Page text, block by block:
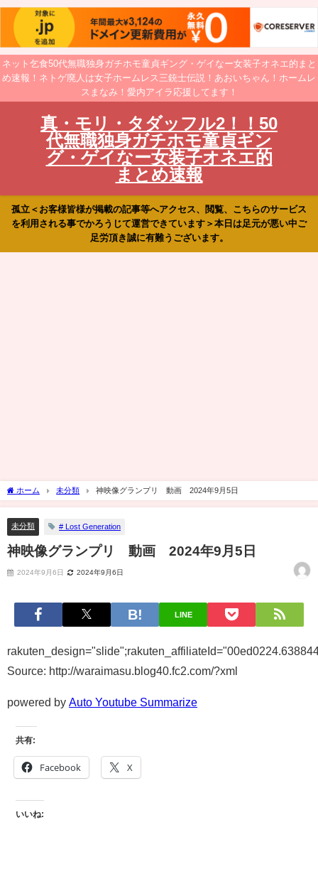
ネット乞食50代無職独身ガチホモ童貞ギング・ゲイなー女装子オネエ的まと
め速報！ネトゲ廃人は女子ホームレス三銃士伝説！あおいちゃん！ホームレ
スまなみ！愛内アイラ応援してます！
真・モリ・タダッフル2！！50
代無職独身ガチホモ童貞ギン
グ・ゲイなー女装子オネエ的
まとめ速報
孤立＜お客様皆様が掲載の記事等へアクセス、閲覧、こちらのサービス
を利用される事でかろうじて運営できています＞本日は足元が悪い中ご
足労頂き誠に有難うございます。
ホーム 未分類 神映像グランプリ 動画 2024年9月5日
未分類 # Lost Generation
神映像グランプリ 動画 2024年9月5日
2024年9月6日 2024年9月6日
LINE
Source: http://waraimasu.blog40.fc2.com/?xml
powered by Auto Youtube Summarize
共有:
Facebook X
いいね: